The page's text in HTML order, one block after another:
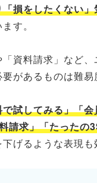
損をしたくない
す。
資料請求」など
があるものは難易
で試してみる」「
請求」「たったの
げるような表現も